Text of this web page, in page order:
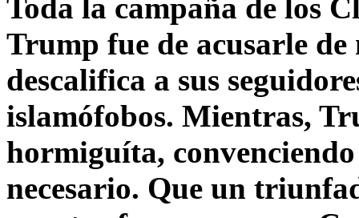
Toda la campaña de los
Trump fue de acusarle
descalifica a sus
islamófobos. Mientras,
hormiguíta,
necesario. Que un